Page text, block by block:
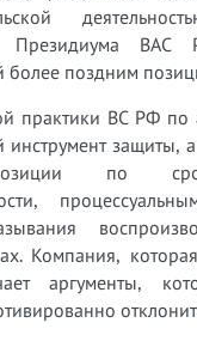
Президиума
более поздним
практики ВС РФ по
защиты,
по
Компания,
аргументы,